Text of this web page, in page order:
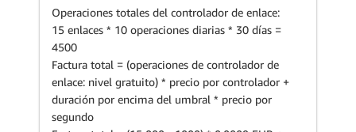
Operaciones totales del controlador de enlace:
15 enlaces * 10 operaciones diarias * 30 días =
4500
Factura total = (operaciones de controlador de
enlace: nivel gratuito) * precio por controlador +
duración por encima del umbral * precio por
segundo